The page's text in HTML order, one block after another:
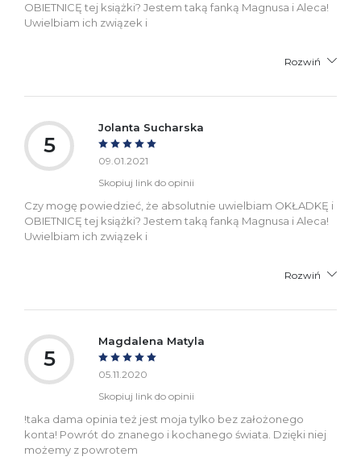
OBIETNICĘ tej książki? Jestem taką fanką Magnusa i Aleca!
Uwielbiam ich związek i
Rozwiń
5
Jolanta Sucharska
09.01.2021
Skopiuj link do opinii
Czy mogę powiedzieć, że absolutnie uwielbiam OKŁADKĘ i
OBIETNICĘ tej książki? Jestem taką fanką Magnusa i Aleca!
Uwielbiam ich związek i
Rozwiń
5
Magdalena Matyla
05.11.2020
Skopiuj link do opinii
!taka dama opinia też jest moja tylko bez założonego
konta! Powrót do znanego i kochanego świata. Dzięki niej
możemy z powrotem